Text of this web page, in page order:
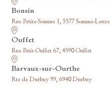
Bonsin
Rue Petite-Somme 1, 5377 Somme-Leuze
Ouffet
Rue Petit-Ouffet 67, 4590 Ouffet
Barvaux-sur-Ourthe
Rte de Durbuy 99, 6940 Durbuy